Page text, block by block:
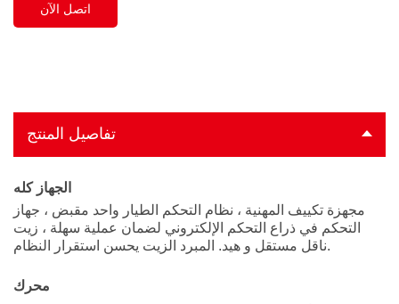
اتصل الآن
تفاصيل المنتج
الجهاز كله
مجهزة تكييف المهنية ، نظام التحكم الطيار واحد مقبض ، جهاز
التحكم في ذراع التحكم الإلكتروني لضمان عملية سهلة ، زيت
ناقل مستقل و هيد. المبرد الزيت يحسن استقرار النظام.
محرك